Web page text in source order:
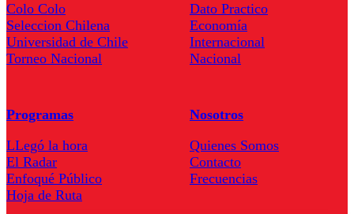
Colo Colo
Seleccion Chilena
Universidad de Chile
Torneo Nacional
Dato Practico
Economía
Internacional
Nacional
Programas
LLegó la hora
El Radar
Enfoqué Público
Hoja de Ruta
Nosotros
Quienes Somos
Contacto
Frecuencias